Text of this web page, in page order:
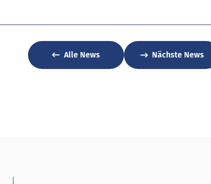
Alle News Nächste News